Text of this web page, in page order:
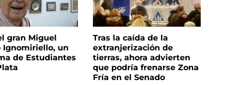
gran Miguel
Ignomiriello, un
de Estudiantes
Tras la caída de la
extranjerización de
tierras, ahora advierten
que podría frenarse Zona
Fría en el Senado